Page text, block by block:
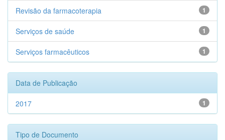
1
Revisão da farmacoterapia
1
Serviços de saúde
1
Serviços farmacêuticos
Data de Publicação
1
2017
Tipo de Documento